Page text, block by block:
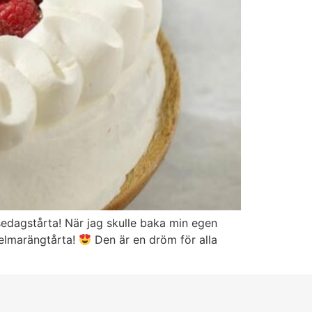
När jag skulle baka min egen
Den är en dröm för alla